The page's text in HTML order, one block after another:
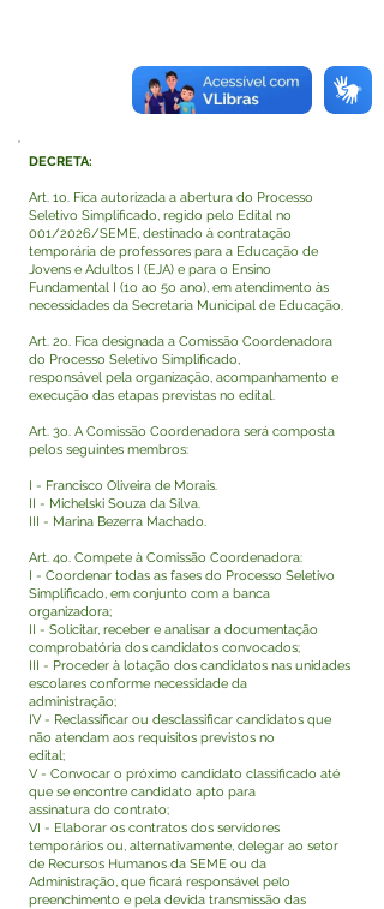
DECRETA:
Art. 1o. Fica autorizada a abertura do Processo
Seletivo Simplificado, regido pelo Edital no
001/2026/SEME, destinado à contratação
temporária de professores para a Educação de
Jovens e Adultos I (EJA) e para o Ensino
Fundamental I (1o ao 5o ano), em atendimento às
necessidades da Secretaria Municipal de Educação.
Art. 2o. Fica designada a Comissão Coordenadora
do Processo Seletivo Simplificado,
responsável pela organização, acompanhamento e
execução das etapas previstas no edital.
Art. 3o. A Comissão Coordenadora será composta
pelos seguintes membros:
I - Francisco Oliveira de Morais.
II - Michelski Souza da Silva.
III - Marina Bezerra Machado.
Art. 4o. Compete à Comissão Coordenadora:
I - Coordenar todas as fases do Processo Seletivo
Simplificado, em conjunto com a banca
organizadora;
II - Solicitar, receber e analisar a documentação
comprobatória dos candidatos convocados;
III - Proceder à lotação dos candidatos nas unidades
escolares conforme necessidade da
administração;
IV - Reclassificar ou desclassificar candidatos que
não atendam aos requisitos previstos no
edital;
V - Convocar o próximo candidato classificado até
que se encontre candidato apto para
assinatura do contrato;
VI - Elaborar os contratos dos servidores
temporários ou, alternativamente, delegar ao setor
de Recursos Humanos da SEME ou da
Administração, que ficará responsável pelo
preenchimento e pela devida transmissão das